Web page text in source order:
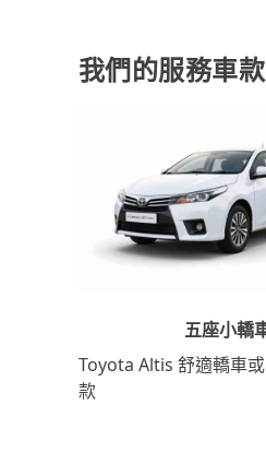
我們的服務車款
五座小轎
Toyota Altis 舒適轎車
款